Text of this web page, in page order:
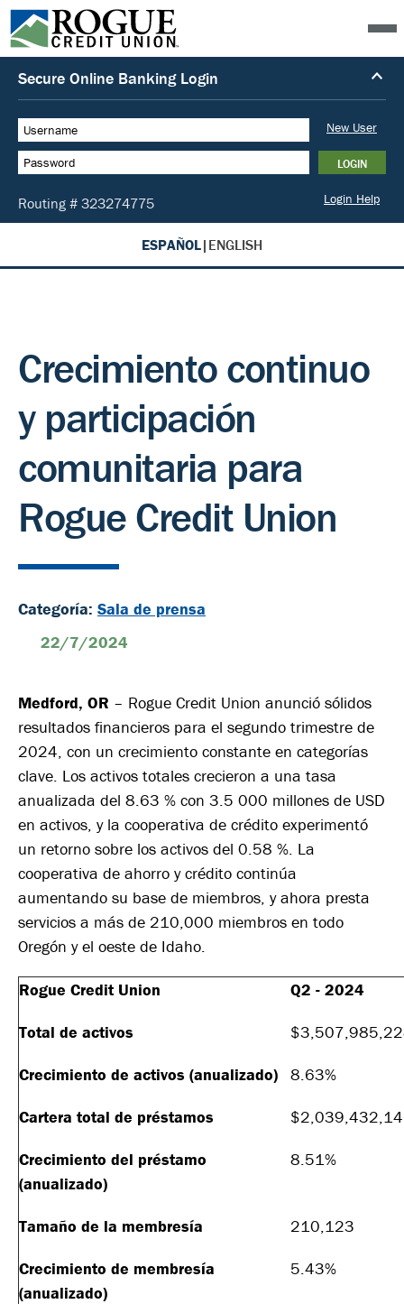
ESPAÑOL| ENGLISH
Crecimiento continuo
y participación
comunitaria para
Rogue Credit Union
Categoría: Sala de prensa
22/7/2024
Medford, OR – Rogue Credit Union anunció sólidos
resultados financieros para el segundo trimestre de
2024, con un crecimiento constante en categorías
clave. Los activos totales crecieron a una tasa
anualizada del 8.63 % con 3.5 000 millones de USD
en activos, y la cooperativa de crédito experimentó
un retorno sobre los activos del 0.58 %. La
cooperativa de ahorro y crédito continúa
aumentando su base de miembros, y ahora presta
servicios a más de 210,000 miembros en todo
Oregón y el oeste de Idaho.
Rogue Credit Union Q2 - 2024
Total de activos
Crecimiento de activos (anualizado) 8.63%
Cartera total de préstamos
Crecimiento del préstamo
(anualizado)
8.51%
Tamaño de la membresía 210,123
Crecimiento de membresía
(anualizado)
5.43%